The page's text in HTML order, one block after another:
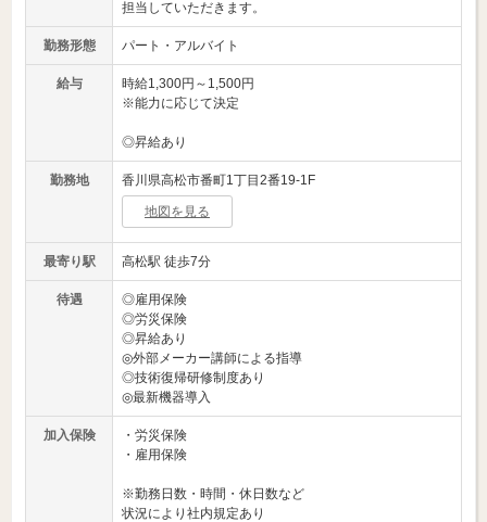
担当していただきます。
勤務形態 パート・アルバイト
給与
時給1,300円～1,500円
※能力に応じて決定
◎昇給あり
勤務地 香川県高松市番町1丁目2番19-1F
地図を見る
最寄り駅 高松駅 徒歩7分
待遇
◎雇用保険
◎労災保険
◎昇給あり
◎外部メーカー講師による指導
◎技術復帰研修制度あり
◎最新機器導入
加入保険
・労災保険
・雇用保険
※勤務日数・時間・休日数など
状況により社内規定あり